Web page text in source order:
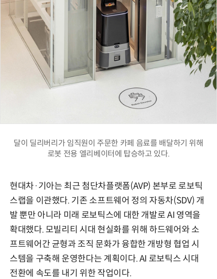
달이 딜리버리가 임직원이 주문한 카페 음료를 배달하기 위해
로봇 전용 엘리베이터에 탑승하고 있다.
현대차·기아는 최근 첨단차플랫폼(AVP) 본부로 로보틱
스랩을 이관했다. 기존 소프트웨어 정의 자동차(SDV) 개
발 뿐만 아니라 미래 로보틱스에 대한 개발로 AI 영역을
확대했다. 모빌리티 시대 현실화를 위해 하드웨어와 소
프트웨어간 균형과 조직 문화가 융합한 개방형 협업 시
스템을 구축해 운영한다는 계획이다. AI 로보틱스 시대
전환에 속도를 내기 위한 작업이다.